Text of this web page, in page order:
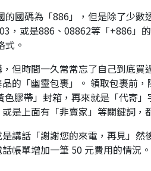
國碼為「886」，但是除了少
，或是886、08862等「+886」
。
但時間一久常常忘了自己到底
的「幽靈包裹」。 領取包裹前
膠帶」封箱，再來就是「代寄
是上面有「非賣家」等關鍵詞
講話「謝謝您的來電，再見」
帳單增加一筆 50 元費用的情